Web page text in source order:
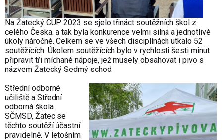
Na Žatecký CUP 2023 se sjelo třináct soutěžních škol z
celého Česka, a tak byla konkurence velmi silná a jednotlivé
úkoly náročné. Celkem se ve všech disciplínách utkalo 52
soutěžících. Úkolem soutěžících bylo v rychlosti šesti minut
připravit tři míchané nápoje, jež musely obsahovat i pivo s
názvem Žatecký Sedmý schod.
Střední odborné
učiliště a Střední
odborná škola
SČMSD, Žatec se
těchto soutěží účastní
pravidelně. V letošním